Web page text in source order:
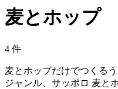
麦とホップ
4 件
麦とホップだけでつくる
ジャンル、サッポロ 麦と